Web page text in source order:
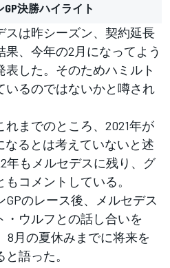
GP決勝ハイライト
は昨シーズン、契約延長
、今年の2月になってよう
した。そのためハミルト
いるのではないかと噂され
までのところ、2021年が
なるとは考えていないと述
年もメルセデスに残り、グ
コメントしている。
のレース後、メルセデス
ウルフとの話し合いを
8月の夏休みまでに将来を
語った。